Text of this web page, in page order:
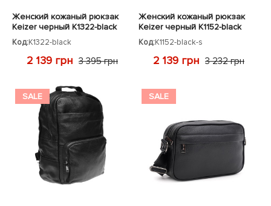
Женский кожаный рюкзак
Keizer черный K1322-black
Код:K1322-black
2 139 грн 3 395 грн
Женский кожаный рюкзак
Keizer черный K1152-black
Код:K1152-black-s
2 139 грн 3 232 грн
SALE SALE